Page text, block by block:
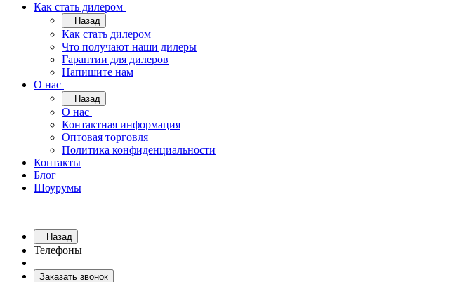
Как стать дилером
Назад
Как стать дилером
Что получают наши дилеры
Гарантии для дилеров
Напишите нам
О нас
Назад
О нас
Контактная информация
Оптовая торговля
Политика конфиденциальности
Контакты
Блог
Шоурумы
Назад
Телефоны
Заказать звонок